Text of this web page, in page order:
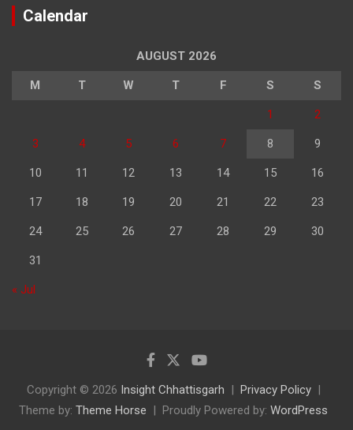
Calendar
AUGUST 2026
M T W T F S S
1 2
3 4 5 6 7 8 9
10 11 12 13 14 15 16
17 18 19 20 21 22 23
24 25 26 27 28 29 30
31
« Jul
Copyright © 2026 Insight Chhattisgarh
Privacy Policy
Theme by: Theme Horse Proudly Powered by: WordPress